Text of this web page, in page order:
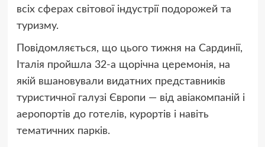
всіх сферах світової індустрії подорожей та
туризму.
Повідомляється, що цього тижня на Сардинії,
Італія пройшла 32-а щорічна церемонія, на
якій вшановували видатних представників
туристичної галузі Європи — від авіакомпаній і
аеропортів до готелів, курортів і навіть
тематичних парків.